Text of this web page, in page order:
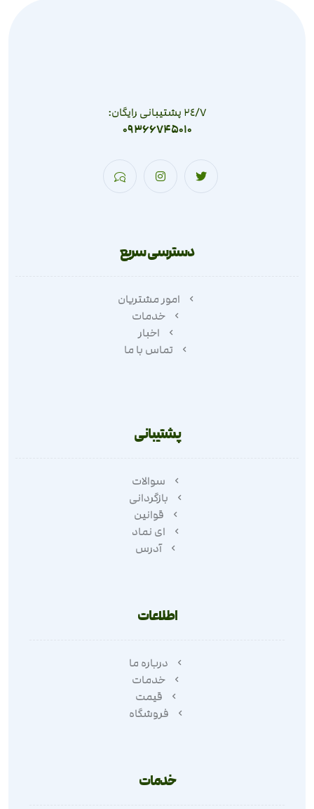
٢٤/٧ پشتیبانی رایگان:
09366745010
دسترسی سریع
امور مشتریان
خدمات
اخبار
تماس با ما
پشتیبانی
سوالات
بازگردانی
قوانین
ای نماد
آدرس
اطلاعات
درباره ما
خدمات
قیمت
فروشگاه
خدمات